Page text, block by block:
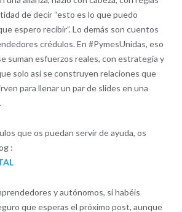
de decir “esto es lo que puedo
espero recibir”. Lo demás son cuentos
crédulos. En #PymesUnidas, eso
suman esfuerzos reales, con estrategia y
solo así se construyen relaciones que
para llenar un par de slides en una
que os puedan servir de ayuda, os
:
y autónomos, si habéis
que esperas el próximo post, aunque